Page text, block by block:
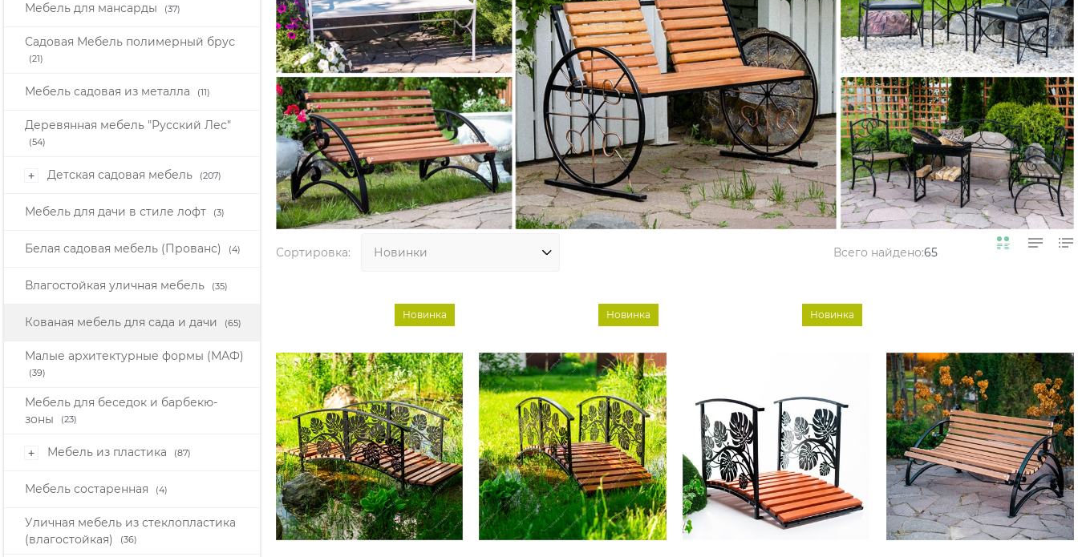
Мебель для мансарды (37)
Садовая Мебель полимерный брус
(21)
Мебель садовая из металла (11)
Деревянная мебель "Русский Лес"
(54)
+ Детская садовая мебель (207)
Мебель для дачи в стиле лофт (3)
Белая садовая мебель (Прованс) (4)
Влагостойкая уличная мебель (35)
Кованая мебель для сада и дачи (65)
Малые архитектурные формы (МАФ)
(39)
Мебель для беседок и барбекю-
зоны
(23)
+ Мебель из пластика (87)
Мебель состаренная (4)
Уличная мебель из стеклопластика
(влагостойкая)
(36)
Сортировка: Всего найдено:65
Новинка Новинка Новинка